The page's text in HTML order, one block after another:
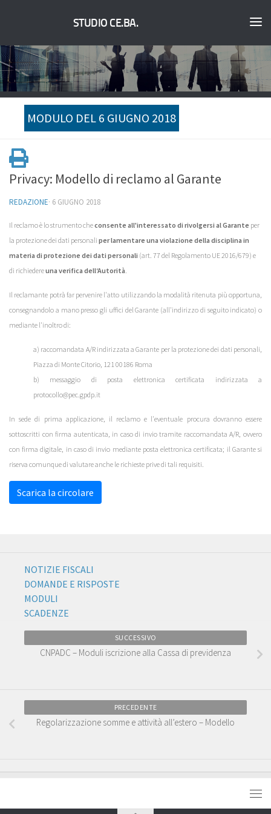
STUDIO CE.BA.
MODULO DEL 6 GIUGNO 2018
Privacy: Modello di reclamo al Garante
REDAZIONE· 6 GIUGNO 2018
Il reclamo è lo strumento checonsente all'interessato di rivolgersi al Garante per
la protezione dei dati personali per lamentare una violazione della disciplina in
materia di protezione dei dati personali (art. 77 del Regolamento UE 2016/679) e
di richiedereuna verifica dell‘Autorità.
Il reclamante potrà far pervenire l'atto utilizzando la modalità ritenuta più opportuna,
consegnandolo a mano presso gli uffici del Garante (all'indirizzo di seguito indicato) o
mediante l'inoltro di:
a) raccomandata A/R indirizzata a Garante per la protezione dei dati personali,
Piazza di Monte Citorio, 121 00186 Roma
b) messaggio di posta elettronica certificata indirizzata a
protocollo@pec.gpdp.it
In sede di prima applicazione, il reclamo e l'eventuale procura dovranno essere
sottoscritti con firma autenticata, in caso di invio tramite raccomandata A/R, ovvero
con firma digitale, in caso di invio mediante posta elettronica certificata; il Garante si
riserva comunque di valutare anche le richieste prive di tali requisiti.
Scarica la circolare
NOTIZIE FISCALI
DOMANDE E RISPOSTE
MODULI
SCADENZE
SUCCESSIVO
CNPADC – Moduli iscrizione alla Cassa di previdenza
PRECEDENTE
Regolarizzazione somme e attività all’estero – Modello